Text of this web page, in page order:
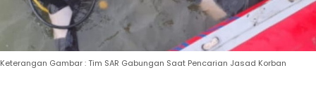
Keterangan Gambar : Tim SAR Gabungan Saat Pencarian Jasad Korban